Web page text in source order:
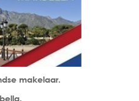
makelaar.